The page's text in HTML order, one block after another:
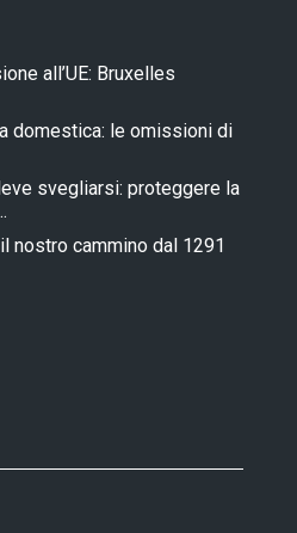
all’UE: Bruxelles
domestica: le omissioni di
svegliarsi: proteggere la
nostro cammino dal 1291